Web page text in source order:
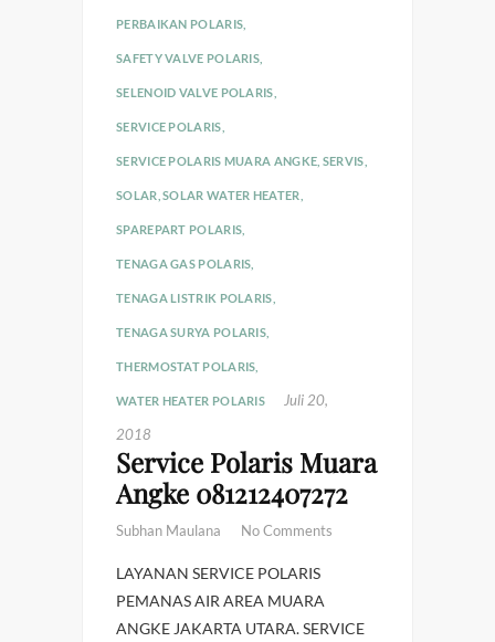
PERBAIKAN POLARIS
SAFETY VALVE POLARIS
SELENOID VALVE POLARIS
SERVICE POLARIS
SERVICE POLARIS MUARA ANGKE SERVIS
SOLAR ,SOLAR WATER HEATER
SPAREPART POLARIS
TENAGA GAS POLARIS
TENAGA LISTRIK POLARIS
TENAGA SURYA POLARIS
THERMOSTAT POLARIS
WATER HEATER POLARIS
Juli 20,
2018
Service Polaris Muara
Angke 081212407272
Subhan Maulana No Comments
LAYANAN SERVICE POLARIS
PEMANAS AIR AREA MUARA
ANGKE JAKARTA UTARA. SERVICE